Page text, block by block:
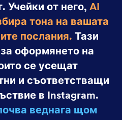
да отговаря като вас,
минали директни